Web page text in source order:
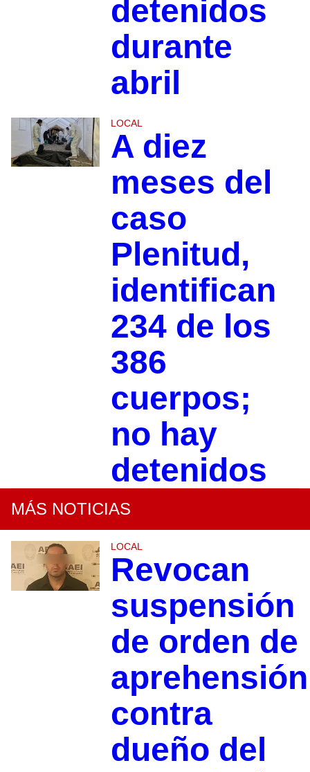
detenidos
durante
abril
LOCAL
A diez
meses del
caso
Plenitud,
identifican
234 de los
386
cuerpos;
no hay
detenidos
MÁS NOTICIAS
LOCAL
Revocan
suspensión
de orden de
aprehensión
contra
dueño del